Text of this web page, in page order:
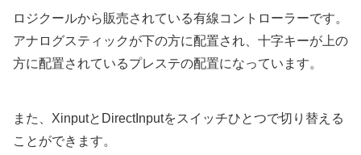
ロジクールから販売されている有線コントローラーです。
アナログスティックが下の方に配置され、十字キーが上の
方に配置されているプレステの配置になっています。
また、XinputとDirectInputをスイッチひとつで切り替える
ことができます。